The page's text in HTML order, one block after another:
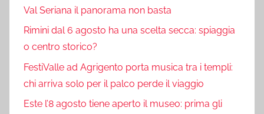
Val Seriana il panorama non basta
Rimini dal 6 agosto ha una scelta secca: spiaggia
o centro storico?
FestiValle ad Agrigento porta musica tra i templi:
chi arriva solo per il palco perde il viaggio
Este l’8 agosto tiene aperto il museo: prima gli